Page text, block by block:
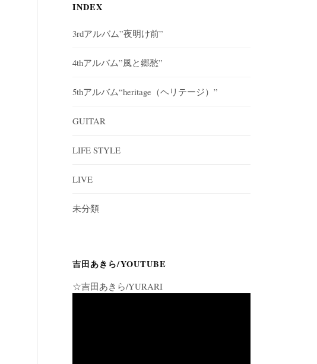
INDEX
3rdアルバム”夜明け前”
4thアルバム”風と郷愁”
5thアルバム“heritage（ヘリテージ）”
GUITAR
LIFE STYLE
LIVE
未分類
吉田あきら/YOUTUBE
☆吉田あきら/YURARI